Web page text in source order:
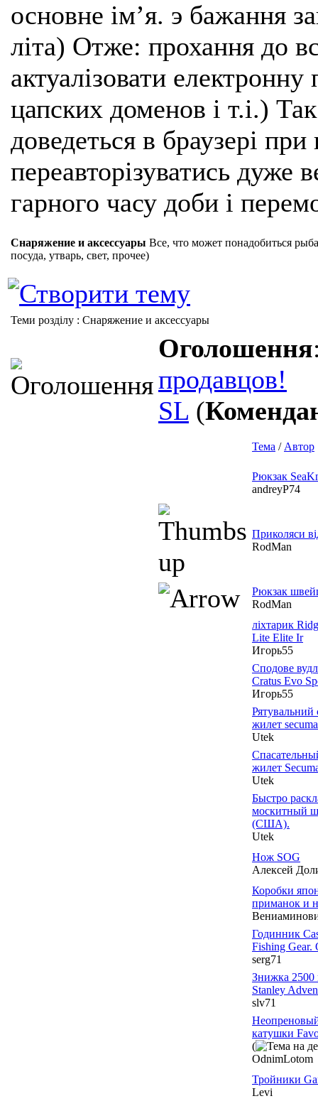
основне імʼя. э бажання
літа) Отже: прохання до
актуалізовати
цапских доменов і т.і.)
доведеться в браузері
переавторізуватись
гарного часу доби і
Снаряжение и аксессуары Все, что может понадобиться
посуда, утварь, свет, прочее)
Теми розділу : Снаряжение и аксессуары
Оголошення
продавцов!
SL (
Тема / Автор
Рюкзак
andreyP74
Приколяси
RodMan
Рюкзак
RodMan
ліхтарик
Lite Elite Ir
Игорь55
Сподове
Cratus Evo
Игорь55
жилет
Utek
жилет
Utek
Быстро
москитный
(США).
Utek
Нож SOG
Алексей
Коробки
приманок и
Годинник
Fishing Gear.
serg71
Знижка 2500
Stanley
slv71
катушки
(
OdnimLotom
Тройники
Levi